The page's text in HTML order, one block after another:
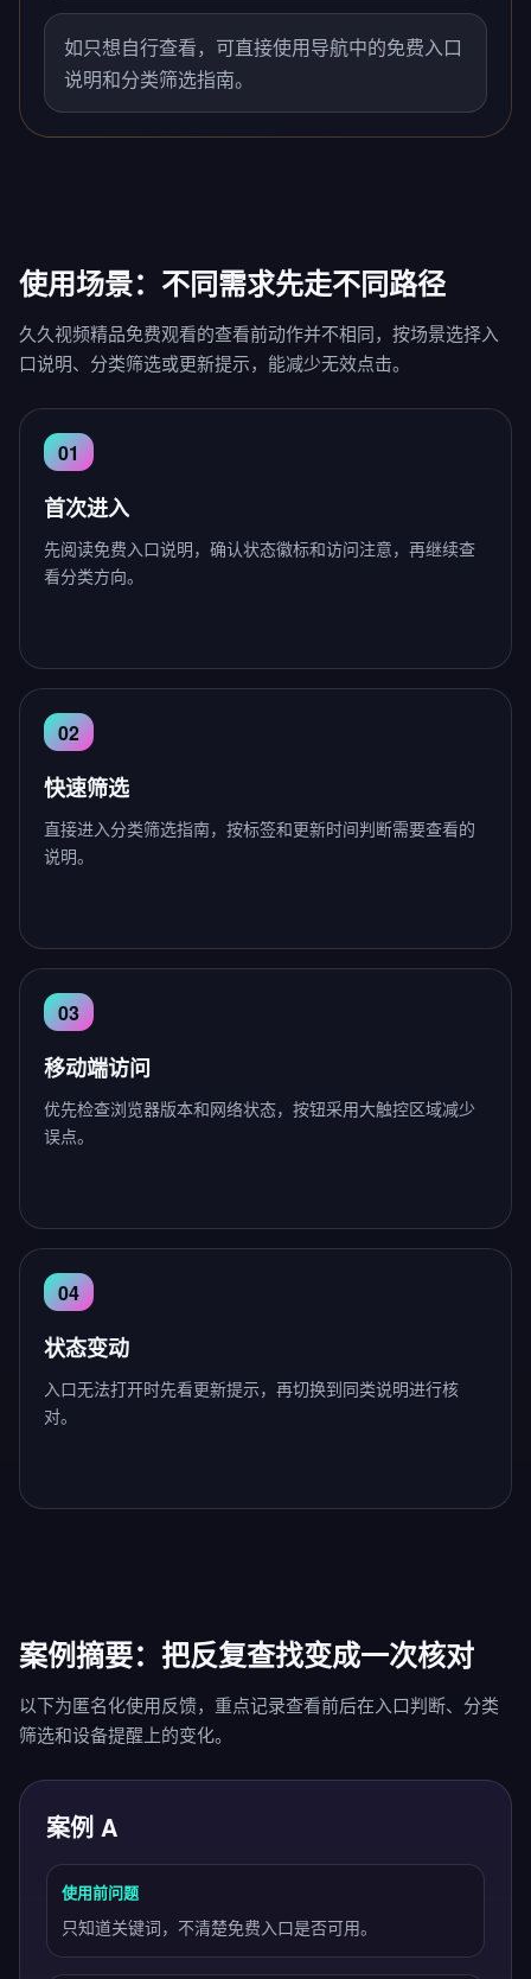
如只想自行查看，可直接使用导航中的免费入口
说明和分类筛选指南。
使用场景：不同需求先走不同路径
久久视频精品免费观看的查看前动作并不相同，按场景选择入
口说明、分类筛选或更新提示，能减少无效点击。
首次进入
先阅读免费入口说明，确认状态徽标和访问注意，再继续查
看分类方向。
快速筛选
直接进入分类筛选指南，按标签和更新时间判断需要查看的
说明。
移动端访问
优先检查浏览器版本和网络状态，按钮采用大触控区域减少
误点。
状态变动
入口无法打开时先看更新提示，再切换到同类说明进行核
对。
案例摘要：把反复查找变成一次核对
以下为匿名化使用反馈，重点记录查看前后在入口判断、分类
筛选和设备提醒上的变化。
案例 A
使用前问题
只知道关键词，不清楚免费入口是否可用。